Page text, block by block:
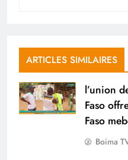
ARTICLES SIMILAIRES
l’union
Faso
Faso
Boima